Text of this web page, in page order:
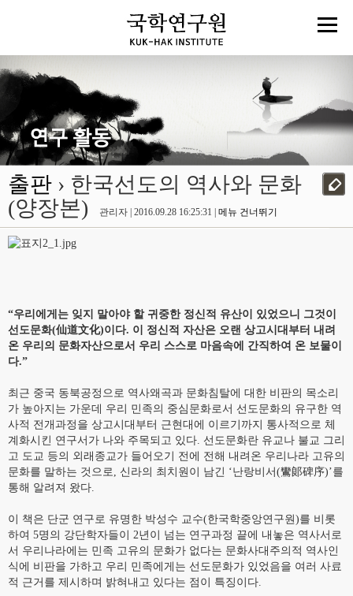
출판 › 한국선도의 역사와 문화
(양장본)
관리자 | 2016.09.28 16:25:31 | 메뉴 건너뛰기
“우리에게는 잊지 말아야 할 귀중한 정신적 유산이 있었으니 그것이
선도문화(仙道文化)이다. 이 정신적 자산은 오랜 상고시대부터 내려
온 우리의 문화자산으로서 우리 스스로 마음속에 간직하여 온 보물이
다.”
최근 중국 동북공정으로 역사왜곡과 문화침탈에 대한 비판의 목소리
가 높아지는 가운데 우리 민족의 중심문화로서 선도문화의 유구한 역
사적 전개과정을 상고시대부터 근현대에 이르기까지 통사적으로 체
계화시킨 연구서가 나와 주목되고 있다. 선도문화란 유교나 불교 그리
고 도교 등의 외래종교가 들어오기 전에 전해 내려온 우리나라 고유의
문화를 말하는 것으로, 신라의 최치원이 남긴 ‘난랑비서(鸞郞碑序)’를
통해 알려져 왔다.
이 책은 단군 연구로 유명한 박성수 교수(한국학중앙연구원)를 비롯
하여 5명의 강단학자들이 2년이 넘는 연구과정 끝에 내놓은 역사서로
서 우리나라에는 민족 고유의 문화가 없다는 문화사대주의적 역사인
식에 비판을 가하고 우리 민족에게는 선도문화가 있었음을 여러 사료
적 근거를 제시하며 밝혀내고 있다는 점이 특징이다.